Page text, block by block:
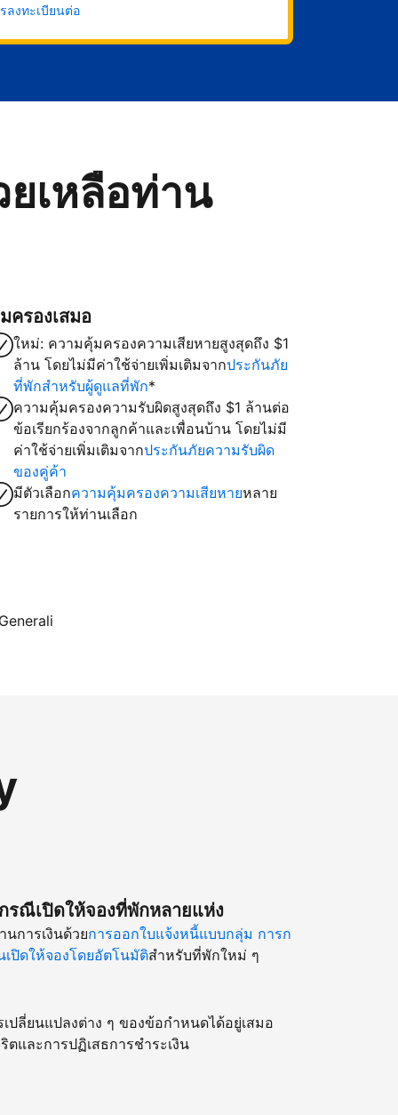
ลงทะเบียนต่อ
ยเหลือท่าน
ครองเสมอ
ใหม่: ความคุ้มครองความเสียหายสูงสุดถึง $1
ล้าน โดยไม่มีค่าใช้จ่ายเพิ่มเติมจากประกันภัย
ที่พักสำหรับผู้ดูแลที่พัก*
ความคุ้มครองความรับผิดสูงสุดถึง $1 ล้านต่อ
ข้อเรียกร้องจากลูกค้าและเพื่อนบ้าน โดยไม่มี
ค่าใช้จ่ายเพิ่มเติมจากประกันภัยความรับผิด
ของคู่ค้า
มีตัวเลือกความคุ้มครองความเสียหายหลาย
รายการให้ท่านเลือก
รณีเปิดให้จองที่พักหลายแห่ง
นการเงินด้วยการออกใบแจ้งหนี้แบบกลุ่ม การก
เปิดให้จองโดยอัตโนมัติสำหรับที่พักใหม่ ๆ
ปลี่ยนแปลงต่าง ๆ ของข้อกำหนดได้อยู่เสมอ
ตและการปฏิเสธการชำระเงิน